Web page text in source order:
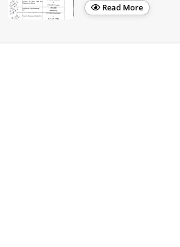
Read More